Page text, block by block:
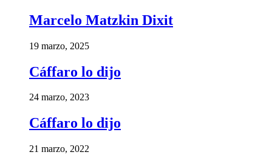
Marcelo Matzkin Dixit
19 marzo, 2025
Cáffaro lo dijo
24 marzo, 2023
Cáffaro lo dijo
21 marzo, 2022